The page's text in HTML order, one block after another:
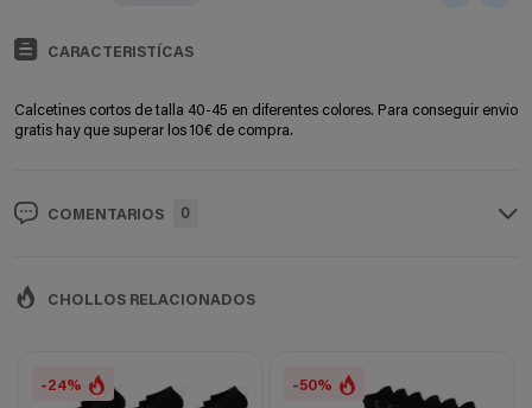
CARACTERISTÍCAS
Calcetines cortos de talla 40-45 en diferentes colores. Para conseguir envio
gratis hay que superar los 10€ de compra.
COMENTARIOS 0
CHOLLOS RELACIONADOS
-24% -50%